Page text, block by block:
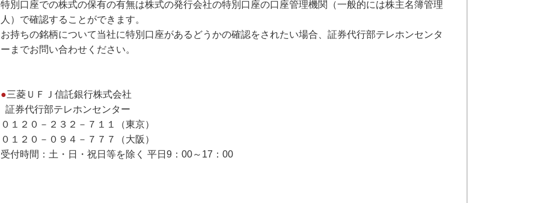
特別口座での株式の保有の有無は株式の発行会社の特別口座の口座管理機関（一般的には株主名簿管理
人）で確認することができます。
お持ちの銘柄について当社に特別口座があるどうかの確認をされたい場合、証券代行部テレホンセンタ
ーまでお問い合わせください。
●三菱ＵＦＪ信託銀行株式会社
証券代行部テレホンセンター
０１２０－２３２－７１１（東京）
０１２０－０９４－７７７（大阪）
受付時間：土・日・祝日等を除く 平日9：00～17：00